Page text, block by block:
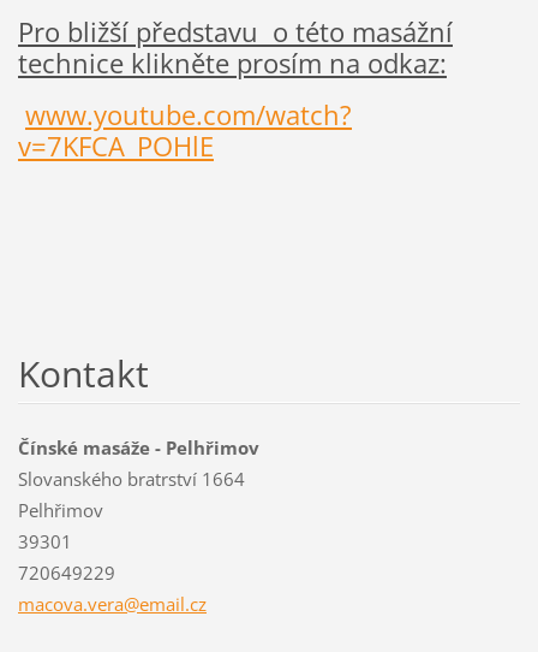
Pro bližší představu o této masážní
technice klikněte prosím na odkaz:
www.youtube.com/watch?
v=7KFCA_POHlE
Kontakt
Čínské masáže - Pelhřimov
Slovanského bratrství 1664
Pelhřimov
39301
720649229
macova.vera@email.cz